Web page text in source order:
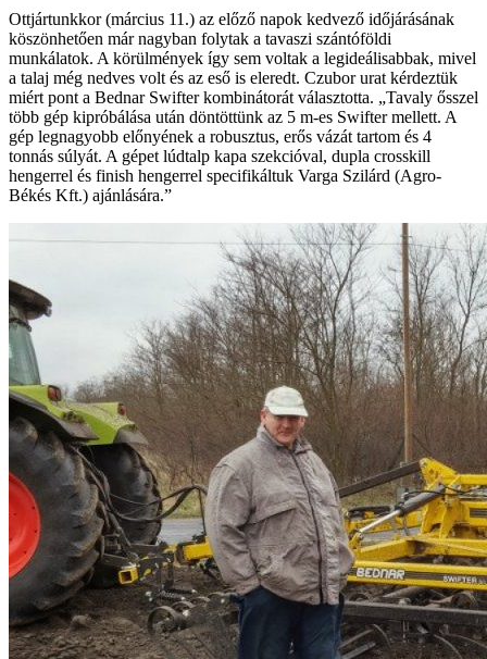
Ottjártunkkor (március 11.) az előző napok kedvező időjárásának
köszönhetően már nagyban folytak a tavaszi szántóföldi
munkálatok. A körülmények így sem voltak a legideálisabbak, mivel
a talaj még nedves volt és az eső is eleredt. Czubor urat kérdeztük
miért pont a Bednar Swifter kombinátorát választotta. „Tavaly ősszel
több gép kipróbálása után döntöttünk az 5 m-es Swifter mellett. A
gép legnagyobb előnyének a robusztus, erős vázát tartom és 4
tonnás súlyát. A gépet lúdtalp kapa szekcióval, dupla crosskill
hengerrel és finish hengerrel specifikáltuk Varga Szilárd (Agro-
Békés Kft.) ajánlására.”